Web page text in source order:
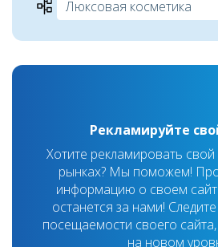
Рекламируйте
Хотите рекламировать
рынках? Мы поможем!
информацию о своем
останется за нами!
посещаемости своего
на новом